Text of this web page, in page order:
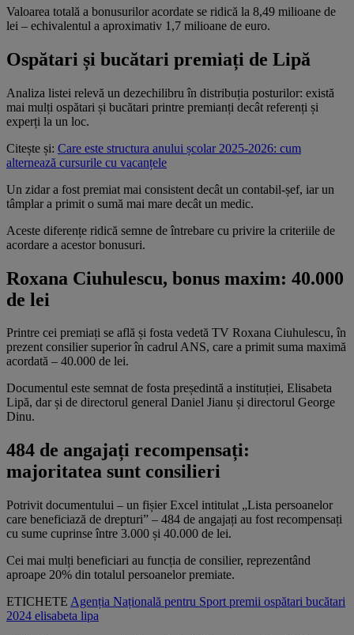
Valoarea totală a bonusurilor acordate se ridică la 8,49 milioane de
lei – echivalentul a aproximativ 1,7 milioane de euro.
Ospătari și bucătari premiați de Lipă
Analiza listei relevă un dezechilibru în distribuția posturilor: există
mai mulți ospătari și bucătari printre premianți decât referenți și
experți la un loc.
Citește și: Care este structura anului școlar 2025-2026: cum
alternează cursurile cu vacanțele
Un zidar a fost premiat mai consistent decât un contabil-șef, iar un
tâmplar a primit o sumă mai mare decât un medic.
Aceste diferențe ridică semne de întrebare cu privire la criteriile de
acordare a acestor bonusuri.
Roxana Ciuhulescu, bonus maxim: 40.000
de lei
Printre cei premiați se află și fosta vedetă TV Roxana Ciuhulescu, în
prezent consilier superior în cadrul ANS, care a primit suma maximă
acordată – 40.000 de lei.
Documentul este semnat de fosta președintă a instituției, Elisabeta
Lipă, dar și de directorul general Daniel Jianu și directorul George
Dinu.
484 de angajați recompensați:
majoritatea sunt consilieri
Potrivit documentului – un fișier Excel intitulat „Lista persoanelor
care beneficiază de drepturi” – 484 de angajați au fost recompensați
cu sume cuprinse între 3.000 și 40.000 de lei.
Cei mai mulți beneficiari au funcția de consilier, reprezentând
aproape 20% din totalul persoanelor premiate.
ETICHETE Agenția Națională pentru Sport premii ospătari bucătari
2024 elisabeta lipa